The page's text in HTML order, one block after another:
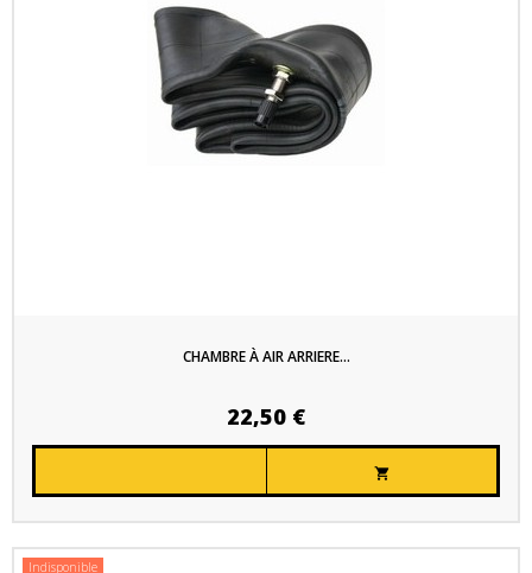
CHAMBRE À AIR ARRIERE...
22,50 €

Indisponible